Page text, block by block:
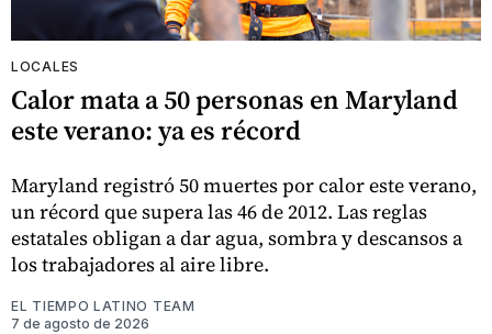
LOCALES
Calor mata a 50 personas en Maryland
este verano: ya es récord
Maryland registró 50 muertes por calor este verano,
un récord que supera las 46 de 2012. Las reglas
estatales obligan a dar agua, sombra y descansos a
los trabajadores al aire libre.
EL TIEMPO LATINO TEAM
7 de agosto de 2026